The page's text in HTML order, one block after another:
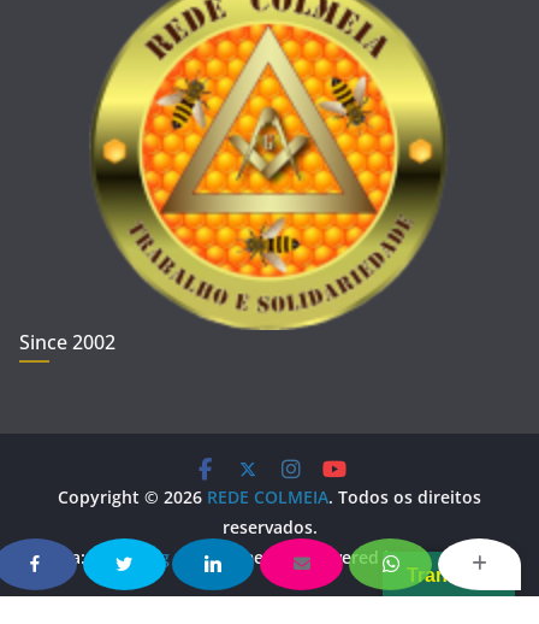
Since 2002
Copyright © 2026 REDE COLMEIA. Todos os direitos
reservados.
Tema:ColorMagpor ThemeGrill. Powered by WordPress
Translate